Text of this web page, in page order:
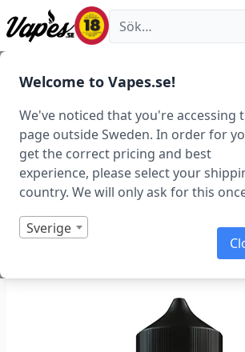
Welcome to Vapes.se!
We've noticed that you're accessing
page outside Sweden. In order for
get the correct pricing and best
experience, please select your
country. We will only ask for this
Sverige
Vapes.se
E-juice Smaker
Seriously Pod Fill –
Strawberry
Cherry (100 ml,
Art.nr: 43086
I lager